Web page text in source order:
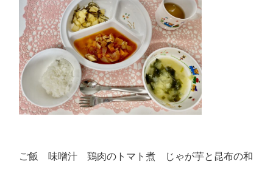
ご飯 味噌汁 鶏肉のトマト煮 じゃが芋と昆布の和